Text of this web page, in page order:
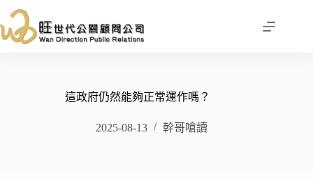
至
主
這政府仍然能夠正常運作嗎？
2025-08-13 幹哥嗆讀